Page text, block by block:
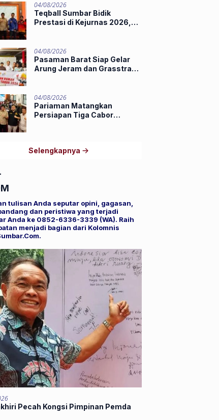
04/08/2026
Teqball Sumbar Bidik
Prestasi di Kejurnas 2026,
04/08/2026
Pasaman Barat Siap Gelar
Arung Jeram dan Grasstrack
04/08/2026
Pariaman Matangkan
Persiapan Tiga Cabor
Selengkapnya
tulisan Anda seputar opini, gagasan,
dan peristiwa yang terjadi
Anda ke 0852-6336-3339 (WA). Raih
menjadi bagian dari Kolomnis
Pecah Kongsi Pimpinan Pemda